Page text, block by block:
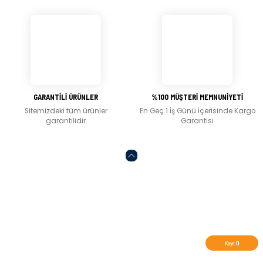
GARANTİLİ ÜRÜNLER
Sitemizdeki tüm ürünler
garantilidir
%100 MÜŞTERİ MEMNUNİYETİ
En Geç 1 İş Günü İçerisinde Kargo
Garantisi
Kayıt Ol